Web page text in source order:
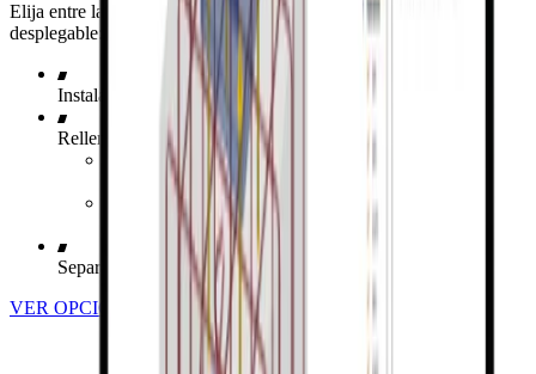
Elija entre las siguientes opciones de montaje en el menú
desplegable:
Instalación directa
Relleno de mortero
Tuercas solo por arriba (restricción articulada)
Tuercas por arriba y por abajo (restricción rígida)
Separación entre la placa base y la cimentación
VER OPCIONES DE INSTALACIÓN